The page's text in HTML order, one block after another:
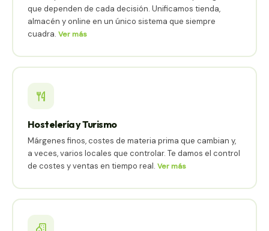
que dependen de cada decisión. Unificamos tienda,
almacén y online en un único sistema que siempre
cuadra. Ver más
Hostelería y Turismo
Márgenes finos, costes de materia prima que cambian y,
a veces, varios locales que controlar. Te damos el control
de costes y ventas en tiempo real. Ver más